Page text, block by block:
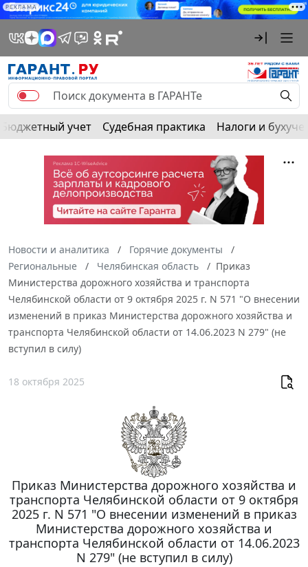
РЕКЛАМА
Бюджетный учет Судебная практика Налоги и
Новости и аналитика
Горячие документы
Региональные
Челябинская область
Приказ
Министерства дорожного хозяйства и транспорта
Челябинской области от 9 октября 2025 г. N 571 "О внесении
изменений в приказ Министерства дорожного хозяйства и
транспорта Челябинской области от 14.06.2023 N 279" (не
вступил в силу)
18 октября 2025
Приказ Министерства дорожного хозяйства и
транспорта Челябинской области от 9 октября
2025 г. N 571 "О внесении изменений в приказ
Министерства дорожного хозяйства и
транспорта Челябинской области от 14.06.2023
N 279" (не вступил в силу)